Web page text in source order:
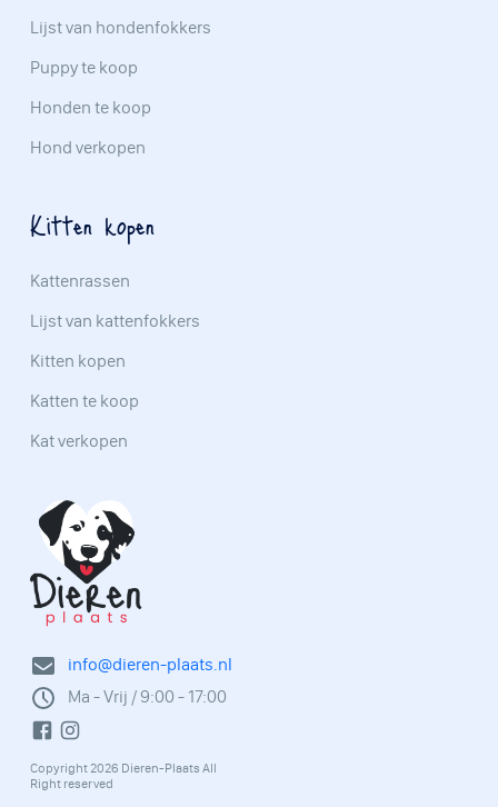
info@dieren-plaats.nl
Ma - Vrij / 9:00 - 17:00
Copyright 2026 Dieren-Plaats All
Right reserved
Lijst van hondenfokkers
Puppy te koop
Honden te koop
Hond verkopen
Kitten kopen
Kattenrassen
Lijst van kattenfokkers
Kitten kopen
Katten te koop
Kat verkopen